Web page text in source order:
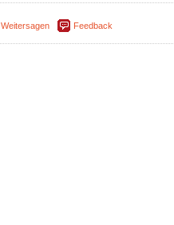
Weitersagen Feedback